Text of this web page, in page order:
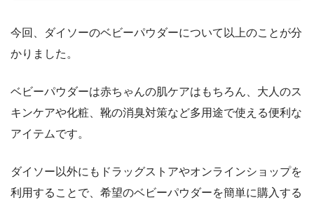
今回、ダイソーのベビーパウダーについて以上のことが分
かりました。
ベビーパウダーは赤ちゃんの肌ケアはもちろん、大人のス
キンケアや化粧、靴の消臭対策など多用途で使える便利な
アイテムです。
ダイソー以外にもドラッグストアやオンラインショップを
利用することで、希望のベビーパウダーを簡単に購入する